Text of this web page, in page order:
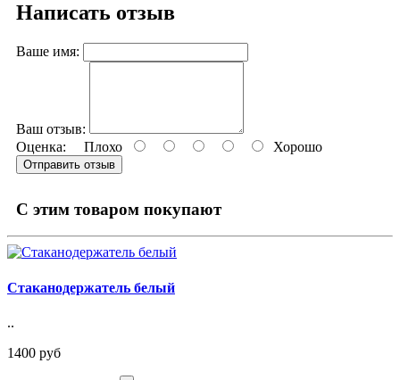
Написать отзыв
Ваше имя:
Ваш отзыв:
Оценка: Плохо Хорошо
Отправить отзыв
C этим товаром покупают
Стаканодержатель белый
..
1400 руб